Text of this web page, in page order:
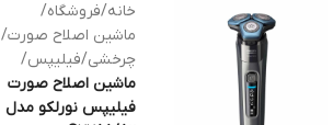
خانه/فروشگاه/
ماشین اصلاح صورت/
چرخشی/فیلیپس/
ماشین اصلاح صورت
فیلیپس نورلکو مدل